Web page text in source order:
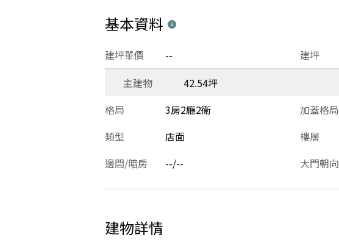
基本資料
建坪
建坪單價 --
主建物
42.54坪
格局
3房2廳2衛 加蓋格局
類型
店面 樓層
邊間/暗房
--/-- 大門朝向
建物詳情